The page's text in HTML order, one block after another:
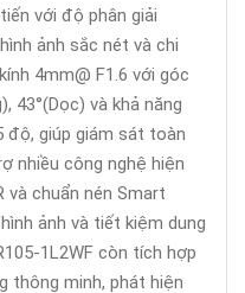
với độ phân giải
ảnh sắc nét và chi
4mm@ F1.6 với góc
43°(Dọc) và khả năng
độ, giúp giám sát toàn
nhiều công nghệ hiện
và chuẩn nén Smart
ảnh và tiết kiệm dung
1L2WF còn tích hợp
thông minh, phát hiện